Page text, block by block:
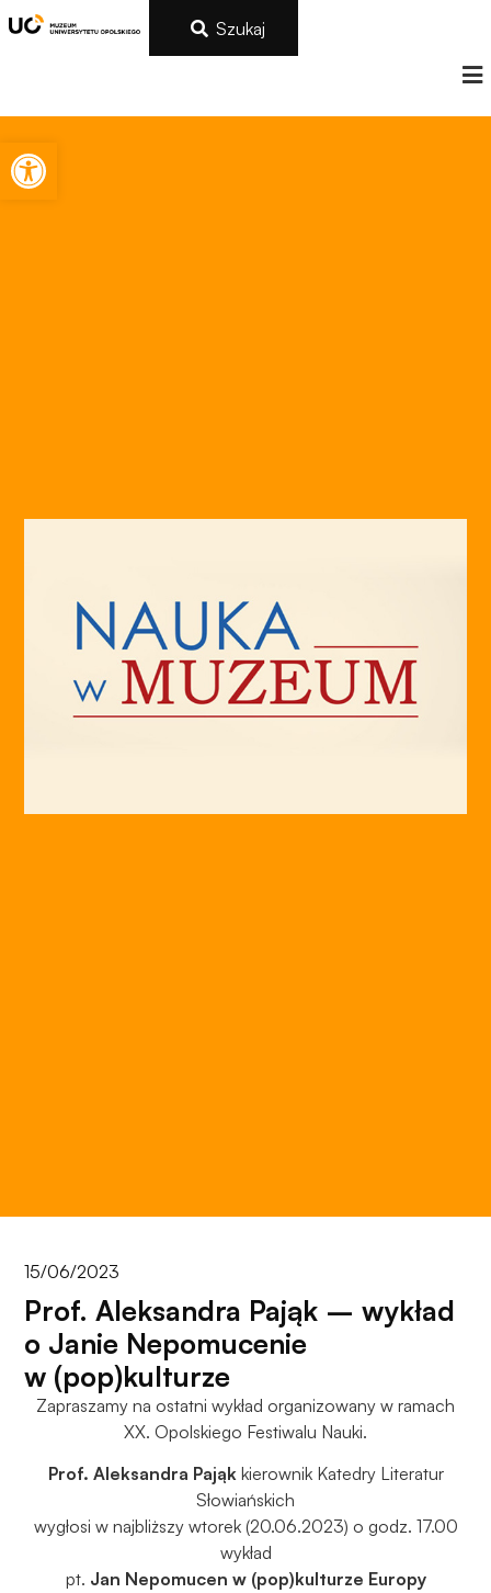
Otwórz pasek narzędzi
Szukaj
15/06/2023
Prof. Aleksandra Pająk – wykład
o Janie Nepomucenie
w (pop)kulturze
Zapraszamy na ostatni wykład organizowany w ramach
XX. Opolskiego Festiwalu Nauki.
Prof. Aleksandra Pająkkierownik Katedry Literatur
Słowiańskich
wygłosi w najbliższy wtorek (20.06.2023) o godz. 17.00
wykład
pt. Jan Nepomucen w (pop)kulturze Europy